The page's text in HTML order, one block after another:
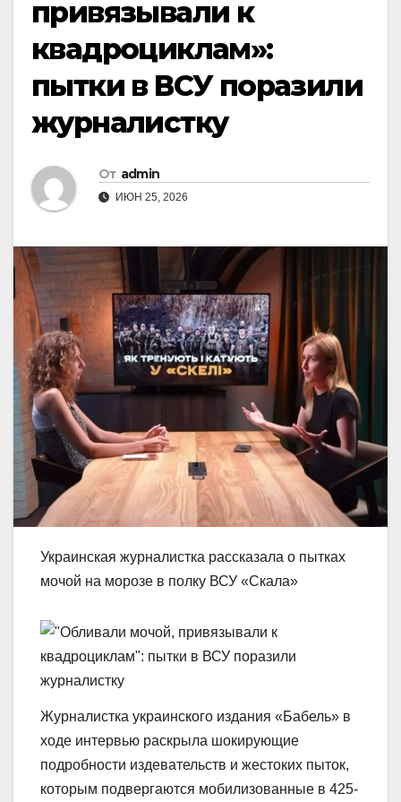
привязывали к
квадроциклам»:
пытки в ВСУ поразили
журналистку
От admin
ИЮН 25, 2026
Украинская журналистка рассказала о пытках
мочой на морозе в полку ВСУ «Скала»
Журналистка украинского издания «Бабель» в
ходе интервью раскрыла шокирующие
подробности издевательств и жестоких пыток,
которым подвергаются мобилизованные в 425-